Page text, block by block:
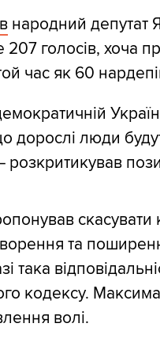
народний депутат
голосів, хоча
час як 60
дорослі люди
розкритикував
скасувати
та
така
кодексу.
волі.